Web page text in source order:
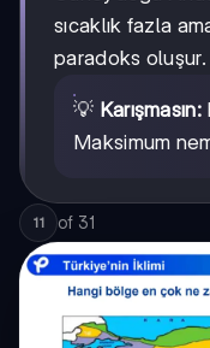
sıcaklık fazla
paradoks oluşur.
💡 Karışmasın:
Maksimum
11 of 31